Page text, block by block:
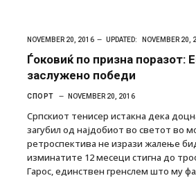
NOVEMBER 20, 2016 UPDATED: NOVEMBER 20,
Ѓоковиќ по призна поразот:
заслужено победи
СПОРТ NOVEMBER 20, 2016
Српскиот тенисер истакна дека
загубил од најдобиот во светот во
ретроспектива не изрази жалење
изминатите 12 месеци стигна до
Гарос, единствен гренслем што му